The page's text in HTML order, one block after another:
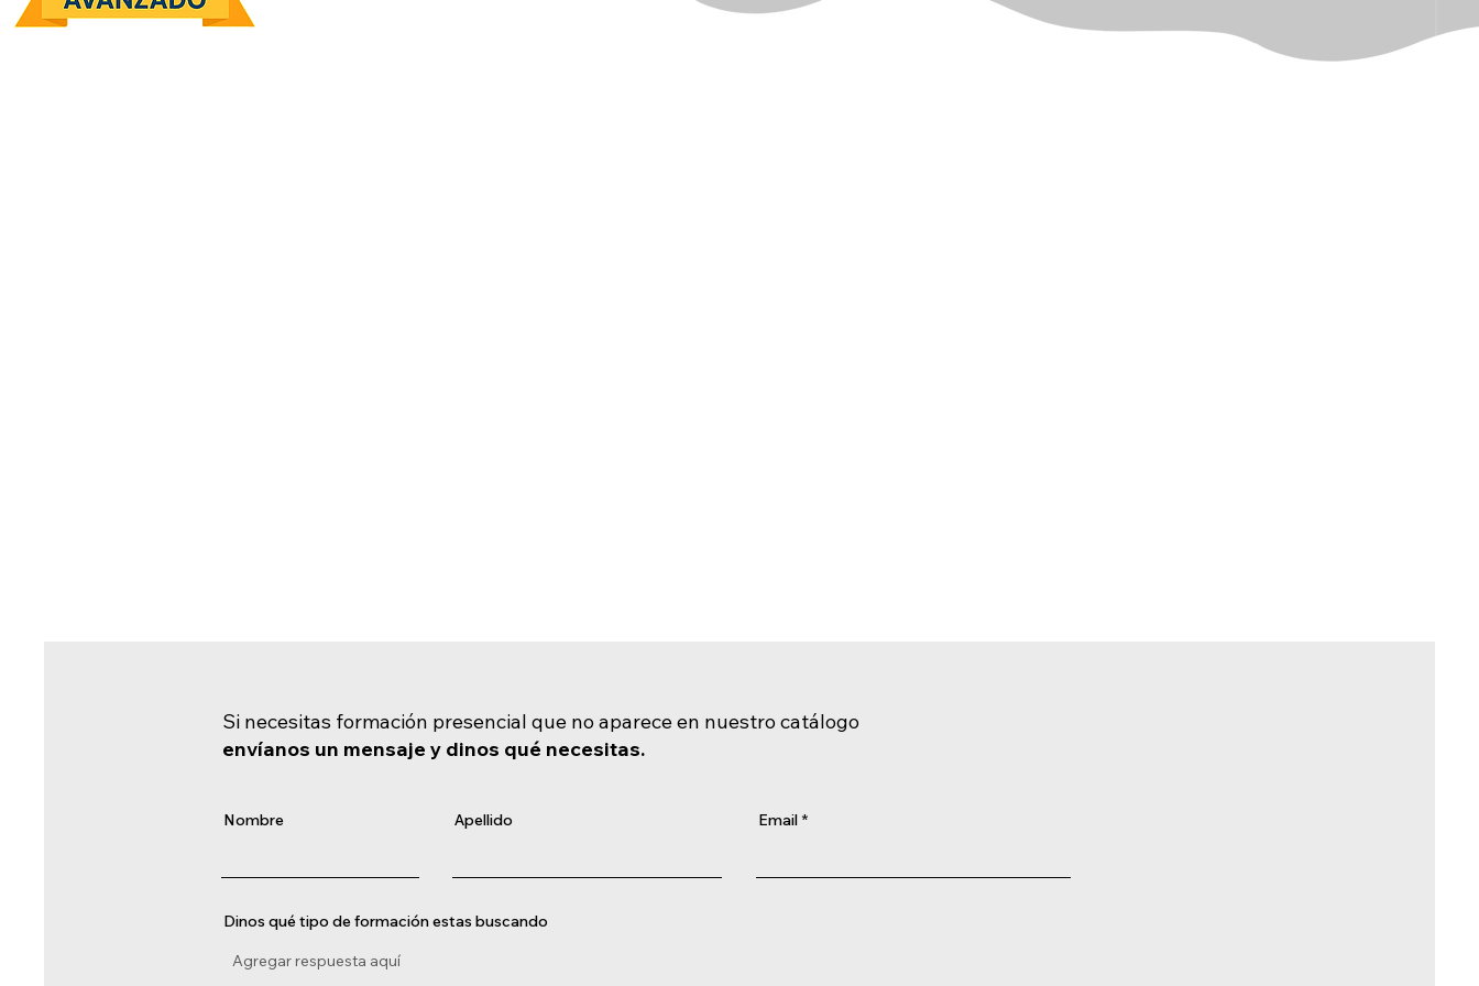
Si necesitas formación presencial que no aparece en nuestro catálogo
envíanos un mensaje y dinos qué necesitas.
Nombre Apellido Email
Dinos qué tipo de formación estas buscando